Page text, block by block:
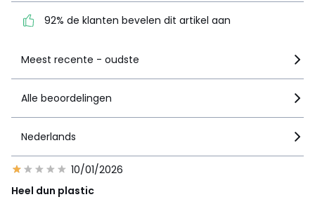
Zie details van de nota
92% de klanten bevelen dit artikel aan
Meest recente - oudste
Alle beoordelingen
Nederlands
10/01/2026
Heel dun plastic